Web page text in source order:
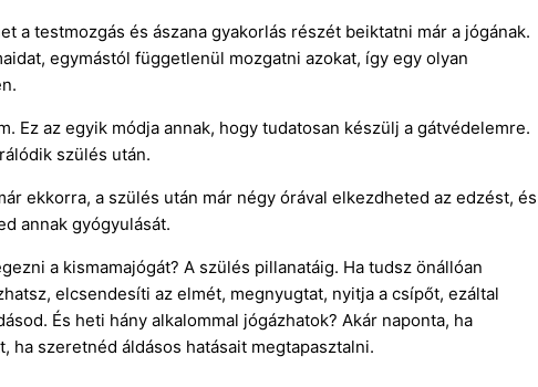
a testmozgás és ászana gyakorlás részét beiktatni már a jógának.
egymástól függetlenül mozgatni azokat, így egy olyan
Ez az egyik módja annak, hogy tudatosan készülj a gátvédelemre.
szülés után.
ekkorra, a szülés után már négy órával elkezdheted az edzést, és
annak gyógyulását.
a kismamajógát? A szülés pillanatáig. Ha tudsz önállóan
elcsendesíti az elmét, megnyugtat, nyitja a csípőt, ezáltal
És heti hány alkalommal jógázhatok? Akár naponta, ha
ha szeretnéd áldásos hatásait megtapasztalni.